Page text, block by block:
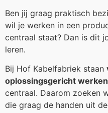
Ben jij graag praktisch
wil je werken in een
centraal staat? Dan is dit
leren.
Bij Hof Kabelfabriek staan
oplossingsgericht werken
centraal. Daarom zoeken
die graag de handen uit